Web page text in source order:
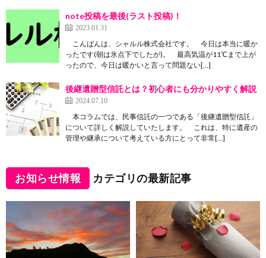
note投稿を最後(ラスト投稿)！
2023.01.31
こんばんは、シャルル株式会社です。 今日は本当に暖か
ったです(朝は氷点下でしたが)。 最高気温が11℃まで上が
ったので、今日は暖かいと言って問題ない[…]
後継遺贈型信託とは？初心者にも分かりやすく解説
2024.07.10
本コラムでは、民事信託の一つである「後継遺贈型信託」
について詳しく解説していたします。 これは、特に遺産の
管理や継承について考えている方にとって非常[…]
お知らせ情報 カテゴリの最新記事